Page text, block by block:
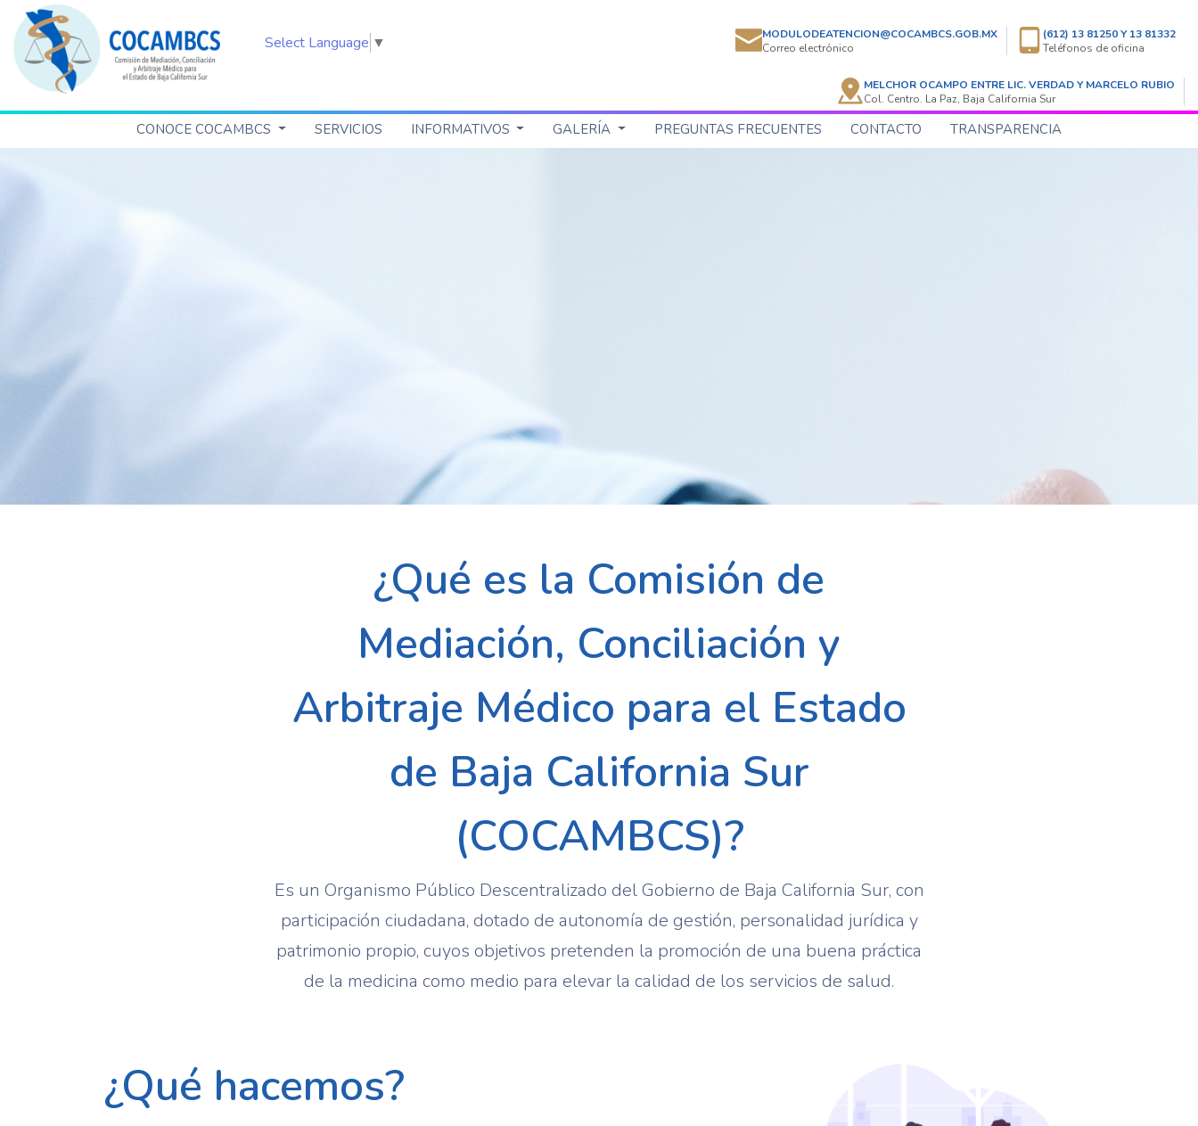
Select Language ▼
(612) 13 81250 Y 13 81332
Teléfonos de oficina
MODULODEATENCION@COCAMBCS.GOB.MX
Correo electrónico
MELCHOR OCAMPO ENTRE LIC. VERDAD Y MARCELO RUBIO
Col. Centro. La Paz, Baja California Sur
CONOCE COCAMBCS SERVICIOS INFORMATIVOS GALERÍA PREGUNTAS FRECUENTES CONTACTO TRANSPARENCIA
¿Qué es la Comisión de
Mediación, Conciliación y
Arbitraje Médico para el Estado
de Baja California Sur
(COCAMBCS)?
Es un Organismo Público Descentralizado del Gobierno de Baja California Sur, con
participación ciudadana, dotado de autonomía de gestión, personalidad jurídica y
patrimonio propio, cuyos objetivos pretenden la promoción de una buena práctica
de la medicina como medio para elevar la calidad de los servicios de salud.
¿Qué hacemos?